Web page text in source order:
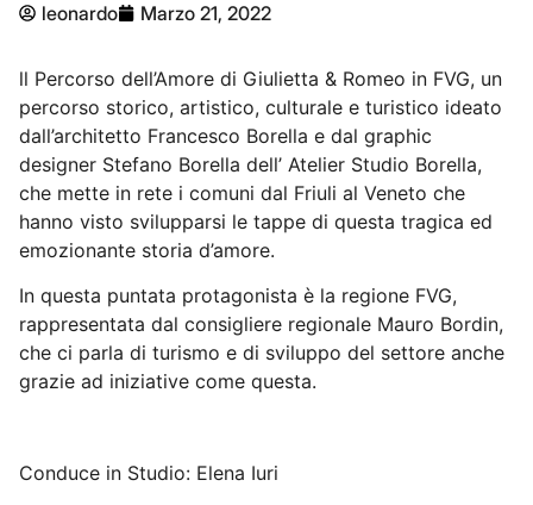
leonardo
Marzo 21, 2022
ll Percorso dell’Amore di Giulietta & Romeo in FVG, un
percorso storico, artistico, culturale e turistico ideato
dall’architetto Francesco Borella e dal graphic
designer Stefano Borella dell’ Atelier Studio Borella,
che mette in rete i comuni dal Friuli al Veneto che
hanno visto svilupparsi le tappe di questa tragica ed
emozionante storia d’amore.
In questa puntata protagonista è la regione FVG,
rappresentata dal consigliere regionale Mauro Bordin,
che ci parla di turismo e di sviluppo del settore anche
grazie ad iniziative come questa.
Conduce in Studio: Elena Iuri